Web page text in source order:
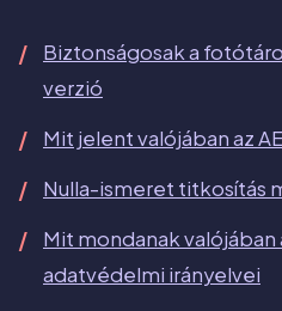
Biztonságosak a
verzió
Mit jelent valójában az
Nulla-ismeret titkosítás
Mit mondanak
adatvédelmi irányelvei